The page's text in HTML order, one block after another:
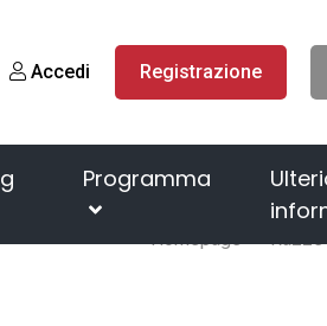
Accedi Registrazione
Programma
Homepage